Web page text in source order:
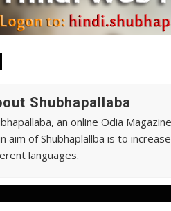
Shubhapallaba
an online Odia
aim of Shubhaplallba is to
languages.